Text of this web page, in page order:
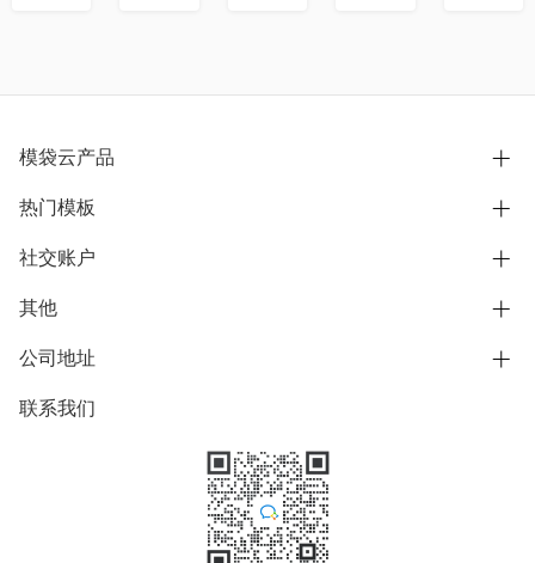
模袋云产品
别墅设计营销
模型协同展示分享
别墅社区
别墅模板
热门模板
欧式别墅
中式别墅
日式别墅
社交账户
B站
抖音
微信公众号
其他
用户服务协议
隐私政策
公司地址
上海市浦东新区东方路1215-1217号
联系我们